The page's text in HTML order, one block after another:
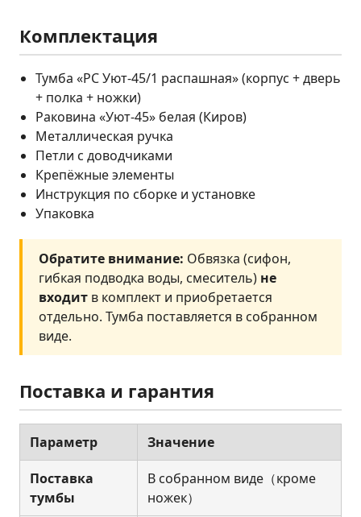
Комплектация
Тумба «РС Уют-45/1 распашная» (корпус + дверь
+ полка + ножки)
Раковина «Уют-45» белая (Киров)
Металлическая ручка
Петли с доводчиками
Крепёжные элементы
Инструкция по сборке и установке
Упаковка
Обратите внимание: Обвязка (сифон,
гибкая подводка воды, смеситель) не
входит в комплект и приобретается
отдельно. Тумба поставляется в собранном
виде.
Поставка и гарантия
Параметр Значение
Поставка
тумбы
В собранном виде（кроме
ножек）